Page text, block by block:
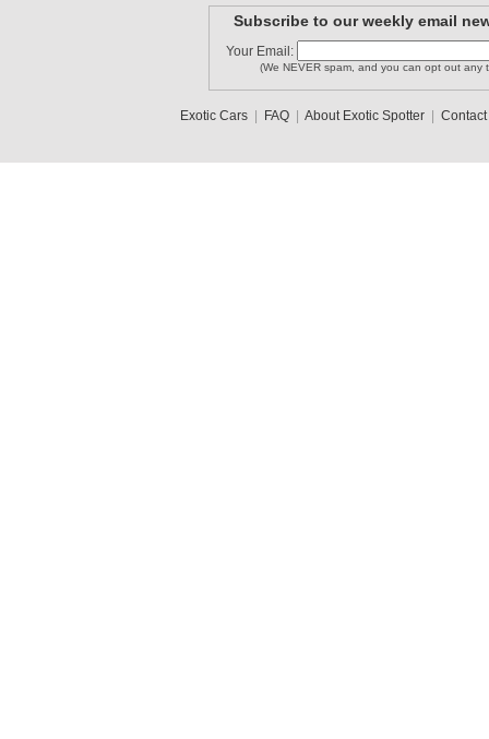
Subscribe to our weekly email
Your Email:
(We NEVER spam, and you can opt out any
Exotic Cars| FAQ| About Exotic Spotter| Contact